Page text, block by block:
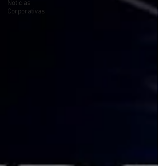
Noticias
Corporativas